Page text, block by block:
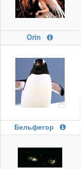
Orin
Бельфегор